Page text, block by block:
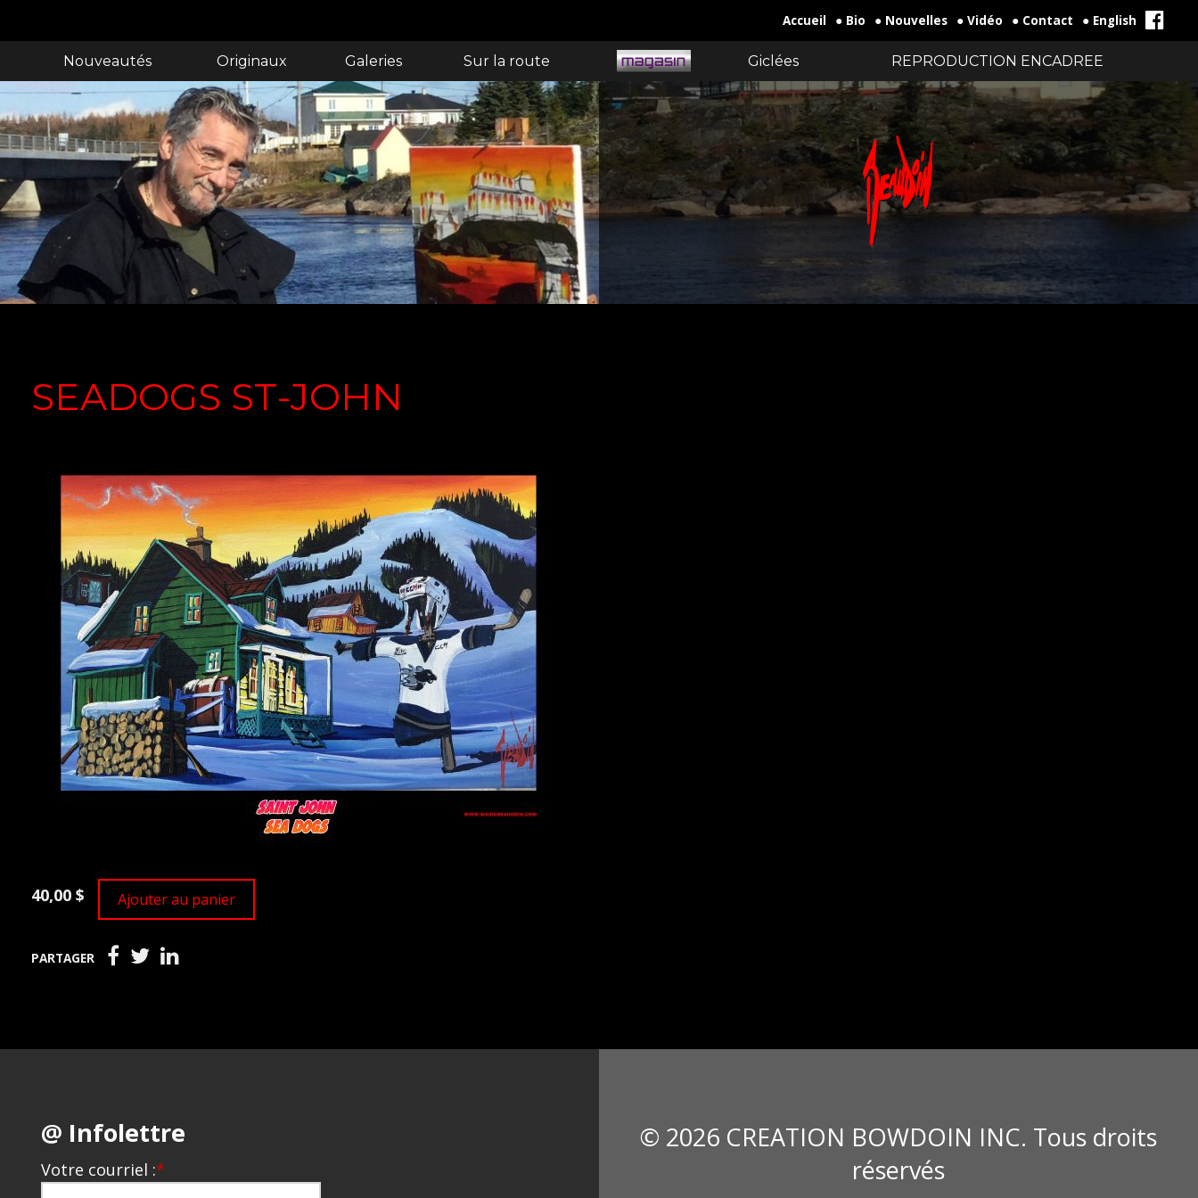
Accueil ● Bio ● Nouvelles ● Vidéo ● Contact ● English
Nouveautés Originaux Galeries Sur la route Giclées REPRODUCTION ENCADREE
SEADOGS ST-JOHN
40,00 $ Ajouter au panier
PARTAGER
@ Infolettre
Votre courriel :*
© 2026 CREATION BOWDOIN INC. Tous droits
réservés